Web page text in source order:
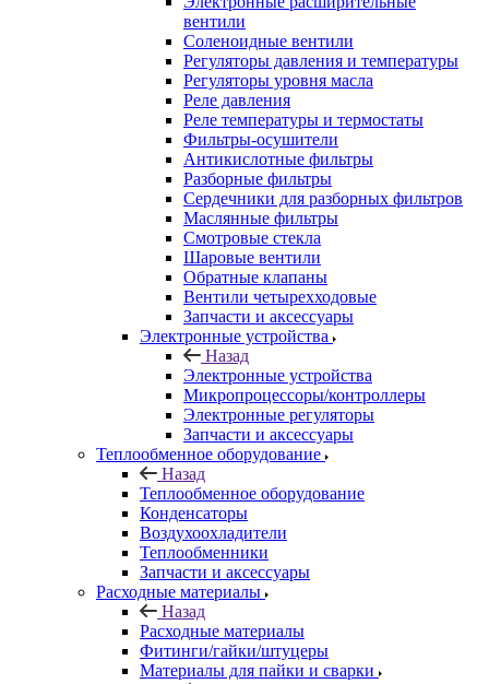
вентили
Соленоидные вентили
Регуляторы давления и температуры
Регуляторы уровня масла
Реле давления
Реле температуры и термостаты
Фильтры-осушители
Антикислотные фильтры
Разборные фильтры
Сердечники для разборных фильтров
Маслянные фильтры
Смотровые стекла
Шаровые вентили
Обратные клапаны
Вентили четырехходовые
Запчасти и аксессуары
Электронные устройства
Назад
Электронные устройства
Микропроцессоры/контроллеры
Электронные регуляторы
Запчасти и аксессуары
Теплообменное оборудование
Назад
Теплообменное оборудование
Конденсаторы
Воздухоохладители
Теплообменники
Запчасти и аксессуары
Расходные материалы
Назад
Расходные материалы
Фитинги/гайки/штуцеры
Материалы для пайки и сварки